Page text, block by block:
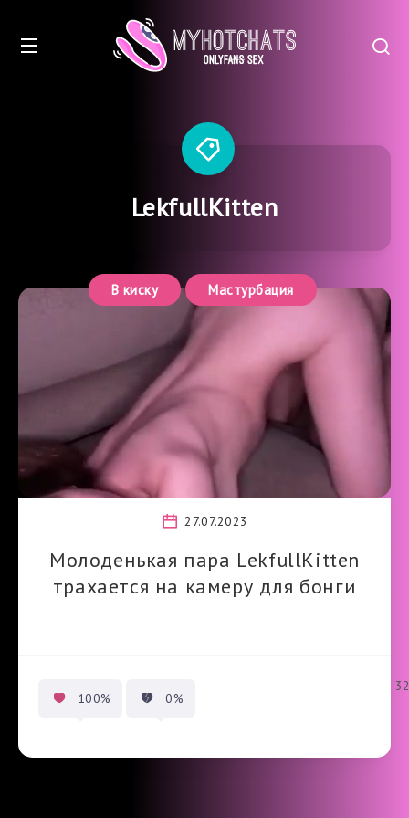
LekfullKitten
В киску Мастурбация
27.07.2023
Молоденькая пара LekfullKitten
трахается на камеру для бонги
100% 0%